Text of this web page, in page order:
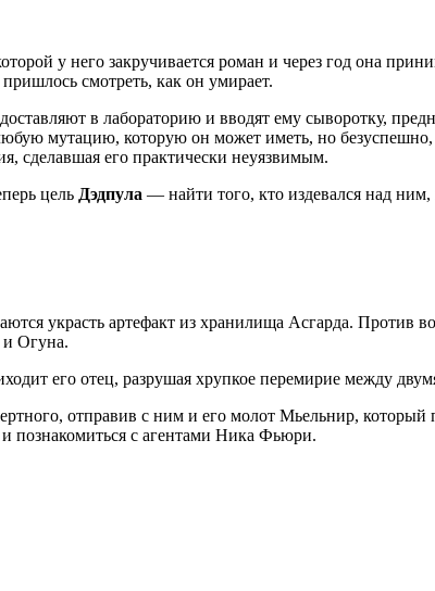
у него закручивается роман и через год она
смотреть, как он умирает.
в лабораторию и вводят ему сыворотку,
мутацию, которую он может иметь, но
сделавшая его практически неуязвимым.
цель Дэдпула — найти того, кто издевался над ним,
украсть артефакт из хранилища Асгарда. Против
и Огуна.
его отец, разрушая хрупкое перемирие между
отправив с ним и его молот Мьельнир, который
познакомиться с агентами Ника Фьюри.